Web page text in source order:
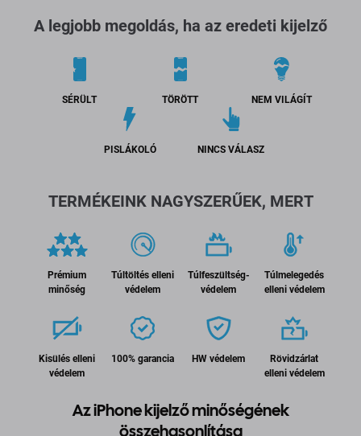
A legjobb megoldás, ha az eredeti kijelző
SÉRÜLT TÖRÖTT NEM VILÁGÍT
PISLÁKOLÓ NINCS VÁLASZ
TERMÉKEINK NAGYSZERŰEK, MERT
Prémium
minőség
Túltöltés elleni
védelem
Túlfeszültség-
védelem
Túlmelegedés
elleni védelem
Kisülés elleni
védelem
100% garancia HW védelem
Rövidzárlat
elleni védelem
Az iPhone kijelző minőségének
összehasonlítása